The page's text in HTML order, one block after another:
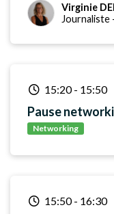
Virginie
Journaliste
15:20- 15:50
Pause
Networking
15:50- 16:30